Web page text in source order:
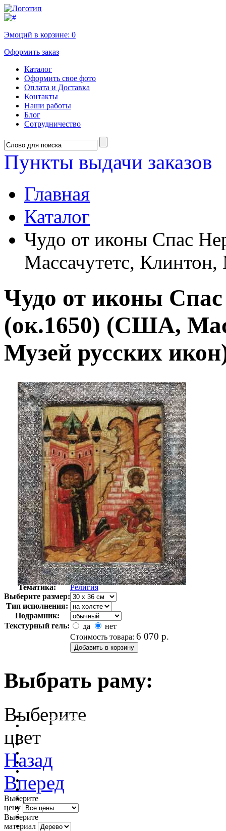
Эмоций в корзине: 0
Оформить заказ
Каталог
Оформить свое фото
Оплата и Доставка
Контакты
Наши работы
Блог
Сотрудничество
Пункты выдачи заказов
Главная
Каталог
Чудо от иконы Спас
Массачутетс,
Чудо от иконы
(ок.1650) (США,
Музей русских
Автор:
Неизвестно
Арт-стиль
Иконы
Тематика:
Религия
Выберите размер:
Тип исполнения:
Подрамник:
Текстурный гель:
да
нет
Стоимость товара: 6 070 р.
Выбрать раму:
очистить фильтр цвета
Выберите
цвет
Назад
Вперед
Выберите
цену
Выберите
материал